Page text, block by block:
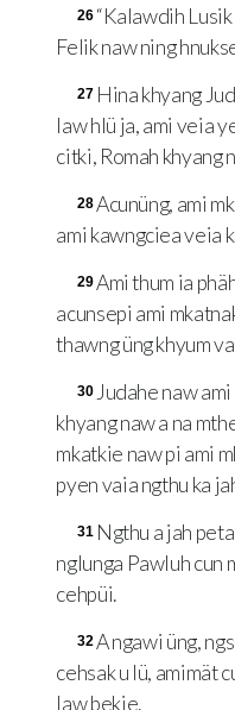
26 “Kalawdih
Felik naw ning
27 Hina khyang
law hlü ja, ami veia
citki, Romah khyang
28Acunüng, ami
ami kawngciea veia
29Ami thum ia
acunsepi ami
thawng üng khyum
30 Judahe naw
khyang naw a na
mkatkie naw pi ami
pyen vaia ngthu ka
31 Ngthu a jah
nglunga Pawluh cun
cehpüi.
32 A ngawi üng,
cehsak u lü, amimät
law bekie.